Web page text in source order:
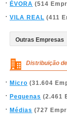
ÉVORA (514
VILA REAL (411
Distribuição
Micro (31.604
Pequenas (2.461
Médias (727